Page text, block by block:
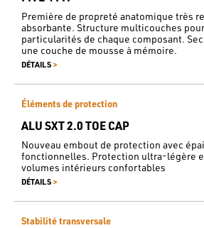
Première de propreté anatomique très
absorbante. Structure multicouches
particularités de chaque composant.
une couche de mousse à mémoire.
DÉTAILS >
Éléments de protection
ALU SXT 2.0 TOE CAP
Nouveau embout de protection avec
fonctionnelles. Protection ultra-légère
volumes intérieurs confortables
DÉTAILS >
Stabilité transversale